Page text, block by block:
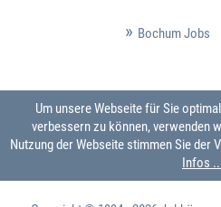
Bochum Jobs
Um unsere Webseite für Sie
verbessern zu können, verwenden
Nutzung der Webseite stimmen Sie der
Infos